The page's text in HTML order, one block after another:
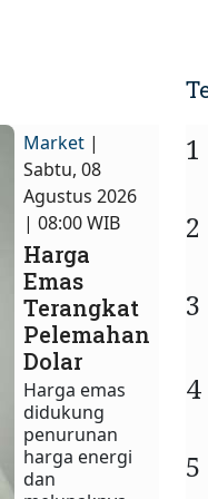
Market |
Sabtu, 08
Agustus 2026
| 08:00 WIB
Harga
Emas
Terangkat
Pelemahan
Dolar
Harga emas
didukung
penurunan
harga energi
dan
1
2
3
4
5